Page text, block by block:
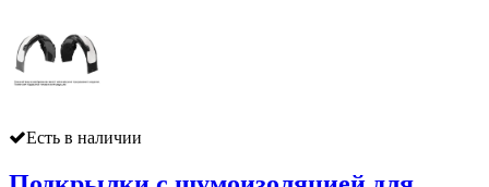
Есть в наличии